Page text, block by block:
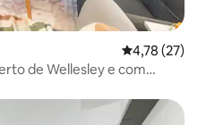
4,78 de uma
4,78 (27)
de Wellesley e com